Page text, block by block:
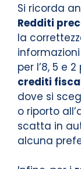
Si ricorda
Redditi
la
per l’8, 5 e
crediti
dove si
o riporto
scatta in
alcuna